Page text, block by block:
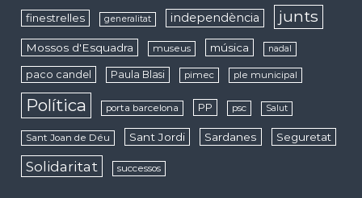
finestrelles generalitat independència junts
Mossos d'Esquadra museus música nadal
paco candel Paula Blasi pimec ple municipal
Política porta barcelona PP psc Salut
Sant Joan de Déu Sant Jordi Sardanes Seguretat
Solidaritat successos